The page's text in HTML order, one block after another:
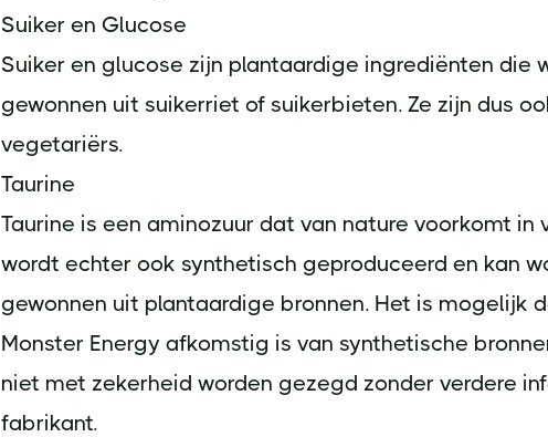
Suiker en Glucose
Suiker en glucose zijn plantaardige ingrediënten die
gewonnen uit suikerriet of suikerbieten. Ze zijn dus
vegetariërs.
Taurine
Taurine is een aminozuur dat van nature voorkomt in
wordt echter ook synthetisch geproduceerd en kan
gewonnen uit plantaardige bronnen. Het is mogelijk
Monster Energy afkomstig is van synthetische
niet met zekerheid worden gezegd zonder verdere
fabrikant.